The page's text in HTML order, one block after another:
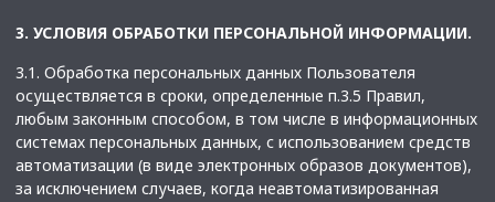
3. УСЛОВИЯ ОБРАБОТКИ ПЕРСОНАЛЬНОЙ ИНФОРМАЦИИ.
3.1. Обработка персональных данных Пользователя
осуществляется в сроки, определенные п.3.5 Правил,
любым законным способом, в том числе в информационных
системах персональных данных, с использованием средств
автоматизации (в виде электронных образов документов),
за исключением случаев, когда неавтоматизированная